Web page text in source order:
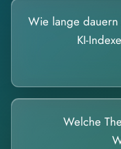
Wie lange
KI-
Welche